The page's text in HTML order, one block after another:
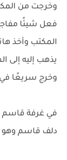
وخرجت من
فعل شيئًا
المكتب وأخذ
يذهب إليه إلى
وخرج سريعًا
في غرفة قاسم
دلف قاسم وهو